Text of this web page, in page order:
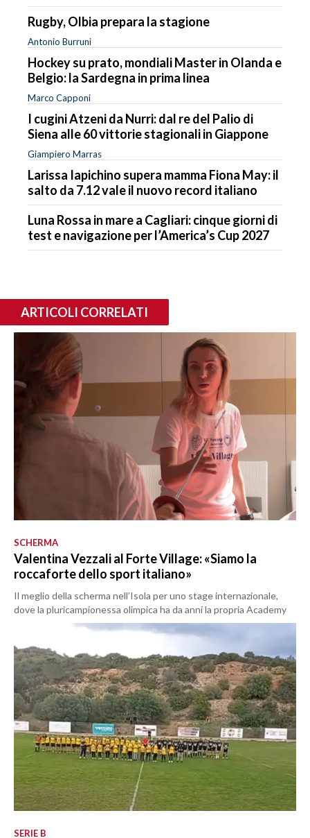
Rugby, Olbia prepara la stagione
Antonio Burruni
Hockey su prato, mondiali Master in Olanda e
Belgio: la Sardegna in prima linea
Marco Capponi
I cugini Atzeni da Nurri: dal re del Palio di
Siena alle 60 vittorie stagionali in Giappone
Giampiero Marras
Larissa Iapichino supera mamma Fiona May: il
salto da 7.12 vale il nuovo record italiano
Luna Rossa in mare a Cagliari: cinque giorni di
test e navigazione per l’America’s Cup 2027
ARTICOLI CORRELATI
SCHERMA
Valentina Vezzali al Forte Village: «Siamo la
roccaforte dello sport italiano»
Il meglio della scherma nell’Isola per uno stage internazionale,
dove la pluricampionessa olimpica ha da anni la propria Academy
SERIE B